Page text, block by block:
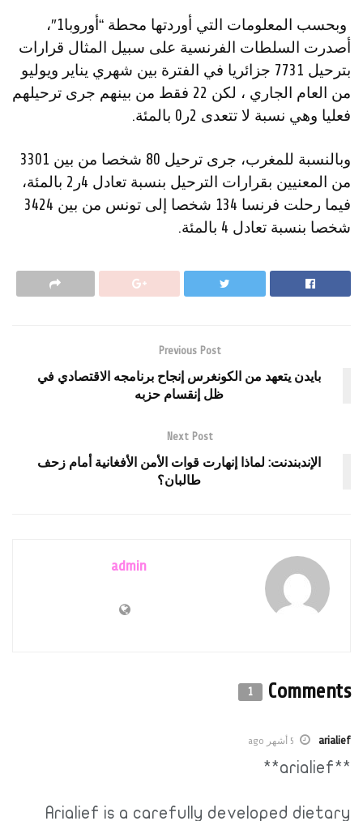
وبحسب المعلومات التي أوردتها محطة “أوروبا1″،
أصدرت السلطات الفرنسية على سبيل المثال قرارات
بترحيل 7731 جزائريا في الفترة بين شهري يناير ويوليو
من العام الجاري ، لكن 22 فقط من بينهم جرى ترحيلهم
فعليا وهي نسبة لا تتعدى 2ر0 بالمئة.
وبالنسبة للمغرب، جرى ترحيل 80 شخصا من بين 3301
من المعنيين بقرارات الترحيل بنسبة تعادل 4ر2 بالمئة،
فيما رحلت فرنسا 134 شخصا إلى تونس من بين 3424
شخصا بنسبة تعادل 4 بالمئة.
Previous Post
بايدن يتعهد من الكونغرس إنجاح برنامجه الاقتصادي في
ظل إنقسام حزبه
Next Post
الإندبندنت: لماذا إنهارت قوات الأمن الأفغانية أمام زحف
طالبان؟
admin
Comments
1
arialief 5 أشهر ago
**arialief**
Arialief is a carefully developed dietary